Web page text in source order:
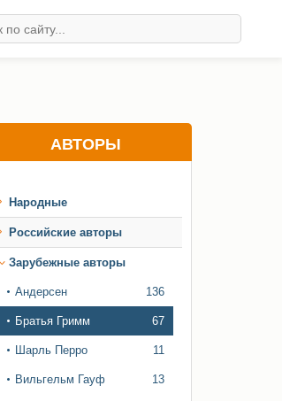
АВТОРЫ
Народные
Российские авторы
Зарубежные авторы
Андерсен 136
Братья Гримм 67
Шарль Перро 11
Вильгельм Гауф 13